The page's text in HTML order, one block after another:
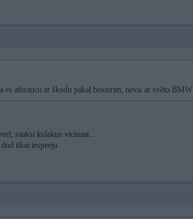
es atbraucu ar škodu pakaļ bosterim, nevis ar svēto BMW
saaksi kulakus vicinaat...
tikai iespeeju.